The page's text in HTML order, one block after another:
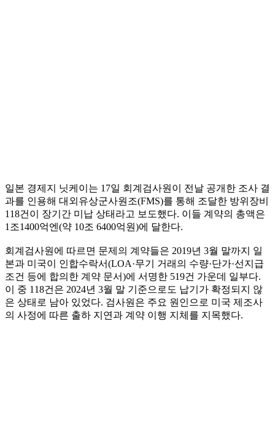
일본 경제지 닛케이는 17일 회계검사원이 전날 공개한 조사 결
과를 인용해 대외유상군사원조(FMS)를 통해 조달한 방위장비
118건이 장기간 미납 상태라고 보도했다. 이들 계약의 총액은
1조1400억엔(약 10조 6400억원)에 달한다.
회계검사원에 따르면 문제의 계약들은 2019년 3월 말까지 일
본과 미국이 인합수락서(LOA·무기 거래의 수량·단가·선지급
조건 등에 합의한 계약 문서)에 서명한 519건 가운데 일부다.
이 중 118건은 2024년 3월 말 기준으로도 납기가 확정되지 않
은 상태로 남아 있었다. 검사원은 주요 원인으로 미국 제조사
의 사정에 따른 출하 지연과 계약 이행 지체를 지목했다.